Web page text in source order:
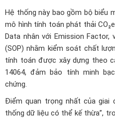
Hệ thống này bao gồm bộ biểu
mô hình tính toán phát thải
Data nhân với Emission
(SOP) nhằm kiểm soát chất
tính toán được xây dựng theo
14064, đảm bảo tính minh
chứng.
Điểm quan trọng nhất của giai
thống dữ liệu có thể kế thừa”,